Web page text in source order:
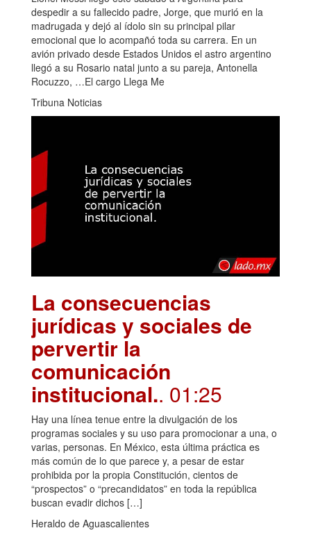
despedir a su fallecido padre, Jorge, que murió en la
madrugada y dejó al ídolo sin su principal pilar
emocional que lo acompañó toda su carrera. En un
avión privado desde Estados Unidos el astro argentino
llegó a su Rosario natal junto a su pareja, Antonella
Rocuzzo, …El cargo Llega Me
Tribuna Noticias
La consecuencias
jurídicas y sociales de
pervertir la
comunicación
institucional.. 01:25
Hay una línea tenue entre la divulgación de los
programas sociales y su uso para promocionar a una, o
varias, personas. En México, esta última práctica es
más común de lo que parece y, a pesar de estar
prohibida por la propia Constitución, cientos de
“prospectos” o “precandidatos” en toda la república
buscan evadir dichos […]
Heraldo de Aguascalientes